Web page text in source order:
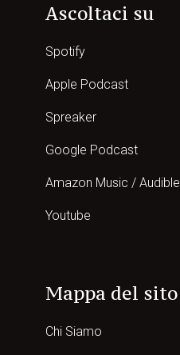
Ascoltaci su
Spotify
Apple Podcast
Spreaker
Google Podcast
Amazon Music / Audible
Youtube
Mappa del sito
Chi Siamo